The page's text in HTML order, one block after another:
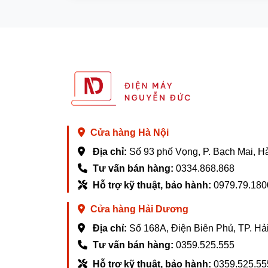
Cửa hàng Hà Nội
Địa chỉ: Số 93 phố Vọng, P. Bạch Mai,
Tư vấn bán hàng: 0334.868.868
Hỗ trợ kỹ thuật, bảo hành:
Cửa hàng Hải Dương
Địa chỉ: Số 168A, Điện Biên Phủ, TP.
Tư vấn bán hàng: 0359.525.555
Hỗ trợ kỹ thuật, bảo hành: